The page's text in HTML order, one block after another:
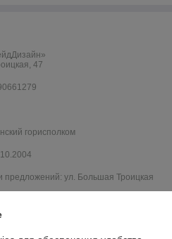
47
горисполком
предложений: ул. Большая Троицкая